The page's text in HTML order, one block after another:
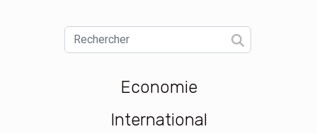
Economie
International